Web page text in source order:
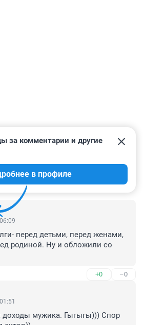
289
за комментарии и другие
в профиле
перед детьми, перед женами,
родиной. Ну и обложили со
+0 –0
доходы мужика. Гыгыгы))) Спор